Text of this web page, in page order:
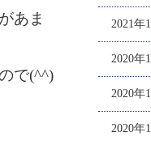
あま
で(^^)
2021年
2020年
2020年
2020年